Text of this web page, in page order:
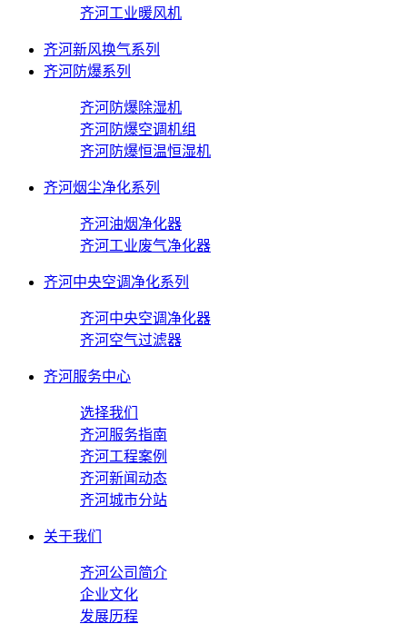
齐河工业暖风机
齐河新风换气系列
齐河防爆系列
齐河防爆除湿机
齐河防爆空调机组
齐河防爆恒温恒湿机
齐河烟尘净化系列
齐河油烟净化器
齐河工业废气净化器
齐河中央空调净化系列
齐河中央空调净化器
齐河空气过滤器
齐河服务中心
选择我们
齐河服务指南
齐河工程案例
齐河新闻动态
齐河城市分站
关于我们
齐河公司简介
企业文化
发展历程